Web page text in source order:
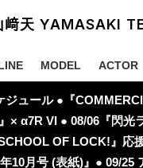
﨑天 YAMASAKI
MODEL ACTOR
ジュール ●『
× α7R VI ● 08/06『閃光
OF LOCK!』応
10月号 (表紙)』● 09/25